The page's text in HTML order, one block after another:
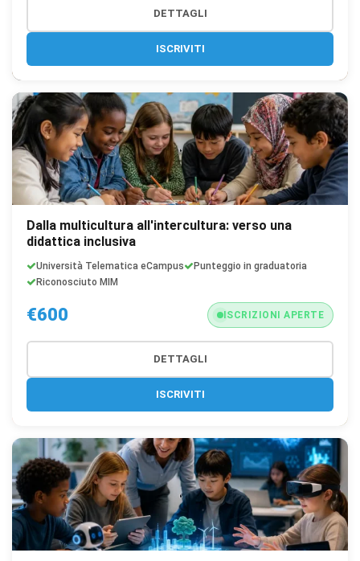
DETTAGLI
ISCRIVITI
Dalla multicultura all'intercultura: verso una
didattica inclusiva
Università Telematica eCampus
Punteggio in graduatoria
Riconosciuto MIM
€600 ISCRIZIONI APERTE
DETTAGLI
ISCRIVITI